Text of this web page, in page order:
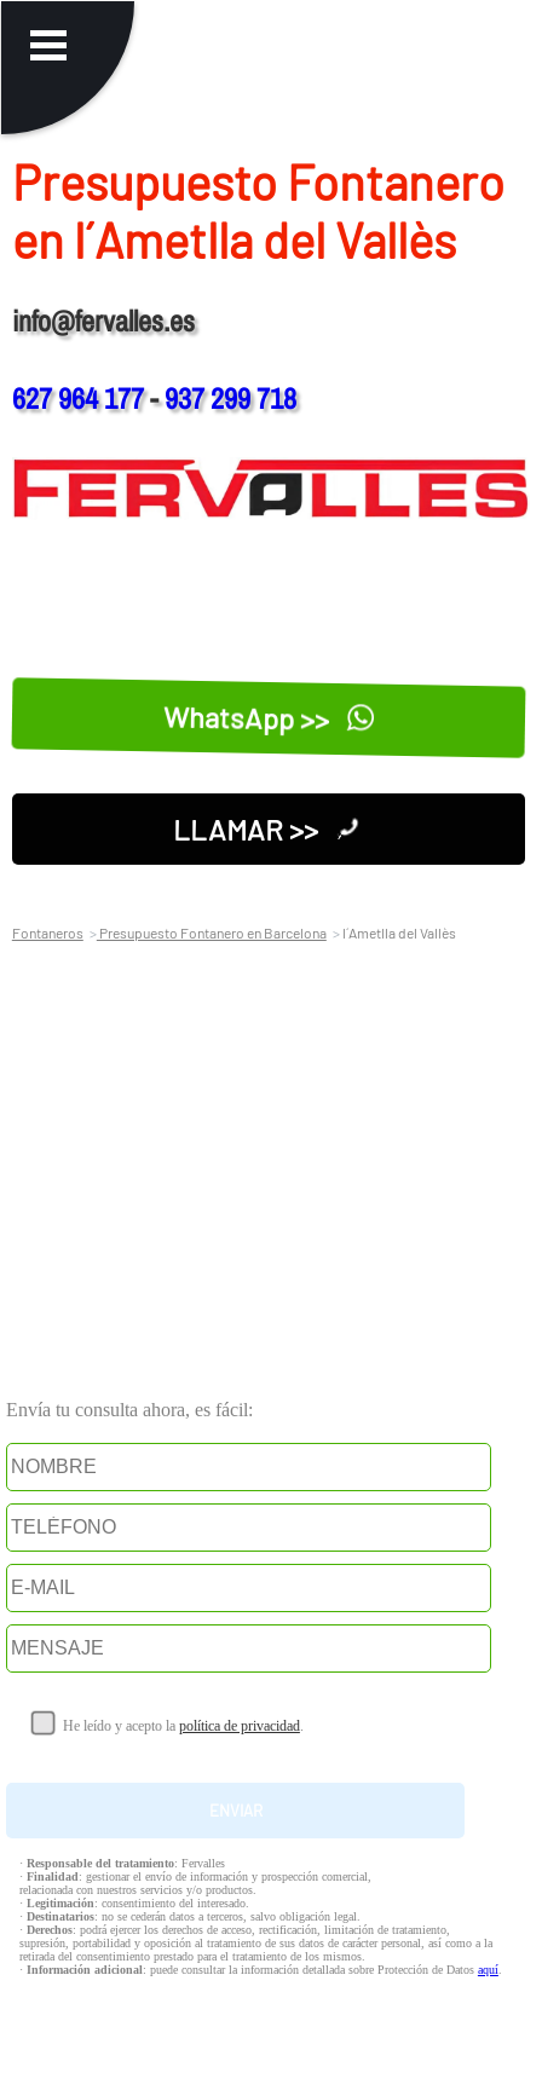
Presupuesto Fontanero
en l´Ametlla del Vallès
info@fervalles.es
627 964 177-937 299 718
WhatsApp >>
LLAMAR >>
Fontaneros Presupuesto Fontanero en Barcelona l´Ametlla del Vallès
Envía tu consulta ahora, es fácil:
He leído y acepto la política de privacidad.
· Responsable del tratamiento: Fervalles
· Finalidad: gestionar el envío de información y prospección comercial,
relacionada con nuestros servicios y/o productos.
· Legitimación: consentimiento del interesado.
· Destinatarios: no se cederán datos a terceros, salvo obligación legal.
· Derechos: podrá ejercer los derechos de acceso, rectificación, limitación de tratamiento,
supresión, portabilidad y oposición al tratamiento de sus datos de carácter personal, así como a la
retirada del consentimiento prestado para el tratamiento de los mismos.
· Información adicional: puede consultar la información detallada sobre Protección de Datos aquí.